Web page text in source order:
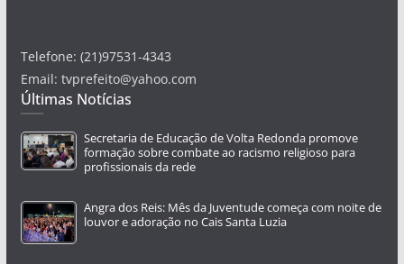
Telefone: (21)97531-4343
Email: tvprefeito@yahoo.com
Últimas Notícias
Secretaria de Educação de Volta Redonda promove
formação sobre combate ao racismo religioso para
profissionais da rede
Angra dos Reis: Mês da Juventude começa com noite de
louvor e adoração no Cais Santa Luzia